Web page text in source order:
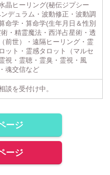
晶ヒーリング(秘伝ジプシー
デュラム・波動修正・波動調
命学・算命学(生年月日＆性別
・精霊魔法・西洋占星術・透
前世）・遠隔ヒーリング・霊
ット・霊感タロット（マルセ
視・霊聴・霊臭・霊視・風
魂交信など
談を受付け中。
ージ
ージ